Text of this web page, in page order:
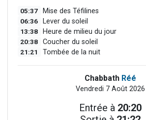
05:37 Mise des Téfilines
06:36 Lever du soleil
13:38 Heure de milieu du jour
20:38 Coucher du soleil
21:21 Tombée de la nuit
Chabbath Réé
Vendredi 7 Août 2026
Entrée à 20:20